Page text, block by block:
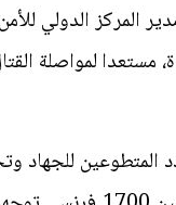
المركز الدولي
لمواصلة
المتطوعين للجهاد